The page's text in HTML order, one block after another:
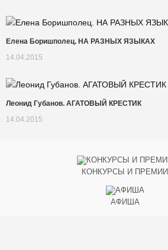
Елена Боришполец. НА РАЗНЫХ ЯЗЫКАХ
14.04.2015
Леонид Губанов. АГАТОВЫЙ КРЕСТИК
14.04.2015
КОНКУРСЫ И ПРЕМИИ
АФИША